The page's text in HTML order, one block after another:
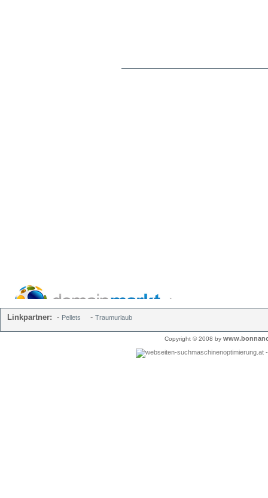
Linkpartner: - Pellets - Traumurlaub
Copyright © 2008 by